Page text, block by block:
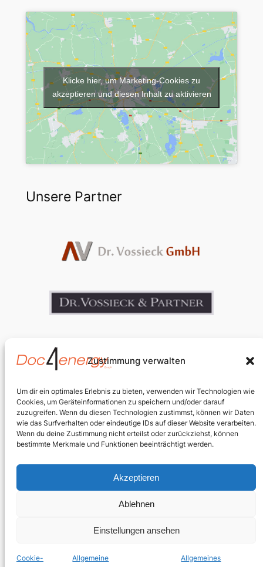
Zustimmung verwalten
Um dir ein optimales Erlebnis zu bieten, verwenden wir Technologien wie
Cookies, um Geräteinformationen zu speichern und/oder darauf
zuzugreifen. Wenn du diesen Technologien zustimmst, können wir Daten
wie das Surfverhalten oder eindeutige IDs auf dieser Website verarbeiten.
Wenn du deine Zustimmung nicht erteilst oder zurückziehst, können
bestimmte Merkmale und Funktionen beeinträchtigt werden.
Akzeptieren
Ablehnen
Einstellungen ansehen
Cookie- Allgemeine Allgemeines
Klicke hier, um Marketing-Cookies zu
akzeptieren und diesen Inhalt zu aktivieren
Unsere Partner
Reserved
Photovoltaik Leverkusen